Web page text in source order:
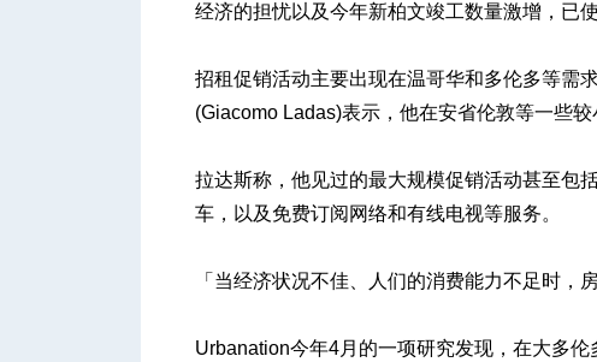
经济的担忧以及今年新柏文竣工数量激增，已
招租促销活动主要出现在温哥华和多伦多等需
(Giacomo Ladas)表示，他在安省伦敦等一些较
拉达斯称，他见过的最大规模促销活动甚至包
车，以及免费订阅网络和有线电视等服务。
「当经济状况不佳、人们的消费能力不足时，
Urbanation今年4月的一项研究发现，在大多